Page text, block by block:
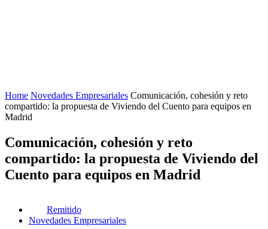
Home Novedades Empresariales Comunicación, cohesión y reto
compartido: la propuesta de Viviendo del Cuento para equipos en
Madrid
Comunicación, cohesión y reto
compartido: la propuesta de Viviendo del
Cuento para equipos en Madrid
Remitido
Novedades Empresariales